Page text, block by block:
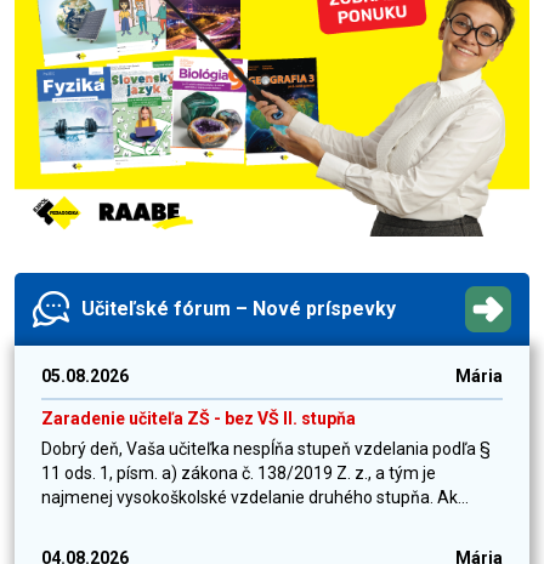
Učiteľské fórum – Nové príspevky
05.08.2026 Mária
Zaradenie učiteľa ZŠ - bez VŠ II. stupňa
Dobrý deň, Vaša učiteľka nespĺňa stupeň vzdelania podľa §
11 ods. 1, písm. a) zákona č. 138/2019 Z. z., a tým je
najmenej vysokoškolské vzdelanie druhého stupňa. Ak...
04.08.2026 Mária